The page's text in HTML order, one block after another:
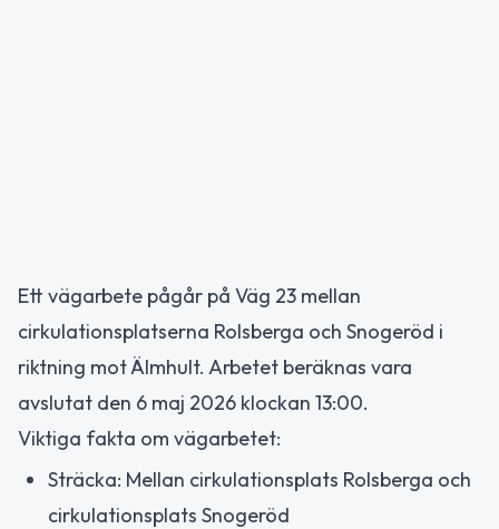
Ett vägarbete pågår på Väg 23 mellan
cirkulationsplatserna Rolsberga och Snogeröd i
riktning mot Älmhult. Arbetet beräknas vara
avslutat den 6 maj 2026 klockan 13:00.
Viktiga fakta om vägarbetet:
Sträcka: Mellan cirkulationsplats Rolsberga och
cirkulationsplats Snogeröd